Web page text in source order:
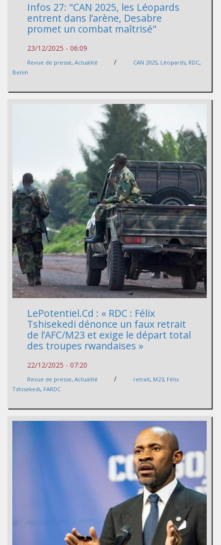
Infos 27: "CAN 2025, les Léopards
entrent dans l’arène, Desabre
promet un combat maîtrisé"
23/12/2025 - 06:09
Revue de presse, Actualité / CAN 2025, Léopards, RDC,
Benin
LePotentiel.Cd : « RDC : Félix
Tshisekedi dénonce un faux retrait
de l’AFC/M23 et exige le départ total
des troupes rwandaises »
22/12/2025 - 07:20
Revue de presse, Actualité / retrait, M23, Félix
Tshisekedi, FARDC